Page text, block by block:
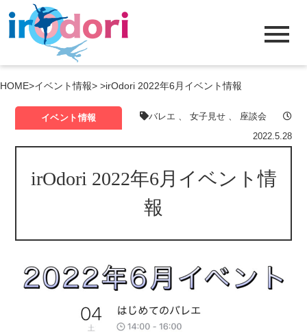
menu
HOME>イベント情報> >irOdori 2022年6月イベント情報
イベント情報 バレエ 、 女子見せ、 座談会
2022.5.28
irOdori 2022年6月イベント情
報